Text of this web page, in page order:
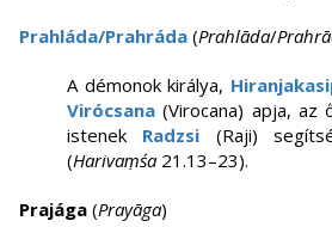
Prahláda/Prahráda (Prahlāda/
A démonok királya,
Virócsana (Virocana) apja,
istenek Radzsi (Raji)
(Harivaṃśa 21.13–23).
Prajága (Prayāga)